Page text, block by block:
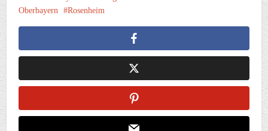
Oberbayern
Rosenheim